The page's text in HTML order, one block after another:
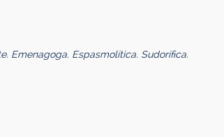
Emenagoga. Espasmolítica. Sudorífica.